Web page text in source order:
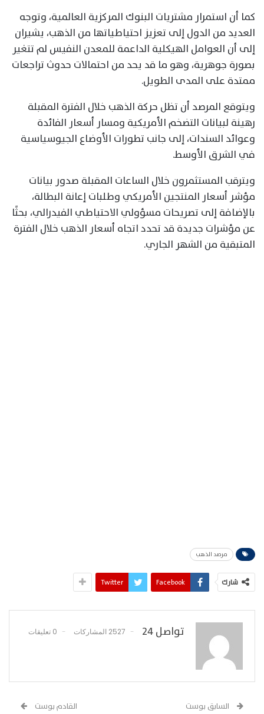
كما أن استمرار مشتريات البنوك المركزية العالمية، وتوجه
العديد من الدول إلى تعزيز احتياطياتها من الذهب، يشيران
إلى أن العوامل الهيكلية الداعمة للمعدن النفيس لم تتغير
بصورة جوهرية، وهو ما قد يحد من احتمالات حدوث تراجعات
ممتدة على المدى الطويل.
ويتوقع المرصد أن تظل حركة الذهب خلال الفترة المقبلة
رهينة لبيانات التضخم الأمريكية ومسار أسعار الفائدة
وعوائد السندات، إلى جانب تطورات الأوضاع الجيوسياسية
في الشرق الأوسط.
ويترقب المستثمرون خلال الساعات المقبلة صدور بيانات
مؤشر أسعار المنتجين الأمريكي وطلبات إعانة البطالة،
بالإضافة إلى تصريحات مسؤولي الاحتياطي الفيدرالي، بحثًا
عن مؤشرات جديدة قد تحدد اتجاه أسعار الذهب خلال الفترة
المتبقية من الشهر الجاري.
مرصد الذهب
شارك Facebook
Twitter
تواصل 24 2527 المشاركات 0 تعليقات
السابق بوست القادم بوست